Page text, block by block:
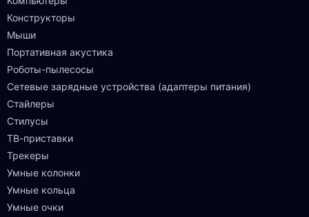
Конструкторы
Мыши
Портативная акустика
Роботы-пылесосы
Сетевые зарядные устройства (адаптеры питания)
Стайлеры
Стилусы
ТВ-приставки
Трекеры
Умные колонки
Умные кольца
Умные очки